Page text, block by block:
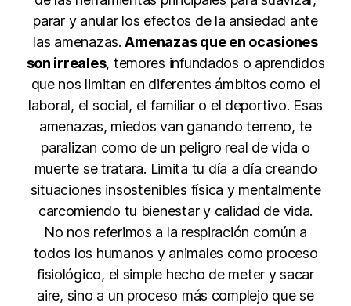
parar y anular los efectos de la ansiedad ante
las amenazas.Amenazas que en ocasiones
son irreales, temores infundados o aprendidos
que nos limitan en diferentes ámbitos como el
laboral, el social, el familiar o el deportivo. Esas
amenazas, miedos van ganando terreno, te
paralizan como de un peligro real de vida o
muerte se tratara. Limita tu día a día creando
situaciones insostenibles física y mentalmente
carcomiendo tu bienestar y calidad de vida.
No nos referimos a la respiración común a
todos los humanos y animales como proceso
fisiológico, el simple hecho de meter y sacar
aire, sino a un proceso más complejo que se